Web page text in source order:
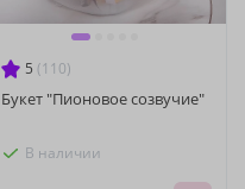
5 (110)
Букет "Пионовое созвучие"
В наличии